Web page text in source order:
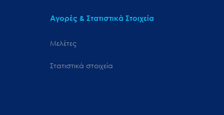
Αγορές & Στατιστικά Στοιχεία
Μελέτες
Στατιστικά στοιχεία